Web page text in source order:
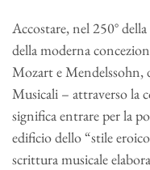
Accostare, nel 250°
della moderna
Mozart e Mendelssohn,
Musicali – attraverso la
significa entrare per la
edificio dello “stile
scrittura musicale